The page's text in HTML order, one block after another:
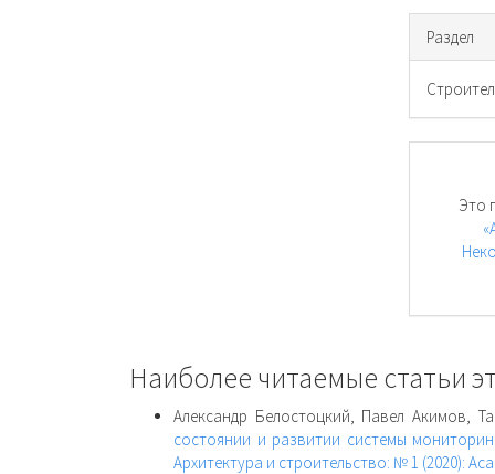
Раздел
Это
Наиболее читаемые статьи
Александр Белостоцкий, Павел Акимов,
состоянии и развитии системы
Архитектура и строительство: № 1 (2020):